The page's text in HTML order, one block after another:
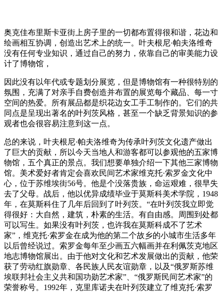
奥克佳布里斯卡亚街上房子里的一切都布置得很和谐，花边和
绘画相互协调，创造出艺术上的统一。叶夫根尼·帕夫洛维奇
没有任何专业知识，通过自己的努力，依靠自己的审美能力设
计了博物馆，
因此没有以年代或专题划分展览，但是博物馆有一种很特别的
氛围，充满了对亲手自费创造并布置的展览每个藏品、每一寸
空间的热爱。所有展品都是织花边女工手工制作的。它们的共
同点是呈现出著名的叶列茨风格，甚至一个缺乏背景知识的参
观者也会很容易注意到这一点。
总的来说，叶夫根尼·帕夫洛维奇为传承叶列茨文化遗产做出
了巨大的贡献，所以今天当地人和游客都可以参观他的五家博
物馆，五个真正的景点。我们想要单独介绍一下其他三家博物
馆。美术爱好者肯定会喜欢民间艺术家维克托·索罗金文化中
心，位于苏维埃街56号。他是个没落贵族，命运艰难，很早失
去了父母。战后，他以优异成绩毕业于莫斯科美术学院，1948
年，在莫斯科住了几年后回到了叶列茨。“在叶列茨我立即觉
得很好：大自然，建筑，朴素的生活。有自由感。周围到处都
可以写生。如果没有叶列茨，也许我在莫斯科成不了艺术
家”，维克托·索罗金在成为他的第二个故乡的小城市生活多年
以后曾经说过。索罗金每年至少画五六幅画并在利佩茨克地区
地志博物馆展出。由于他对文化和艺术发展做出的贡献，他荣
获了劳动红旗勋章、各民族人民友谊勋章，以及“俄罗斯苏维
埃联邦社会主义共和国功勋艺术家”、“俄罗斯民间艺术家”的
荣誉称号。1992年，克里库诺夫在叶列茨建立了维克托·索罗